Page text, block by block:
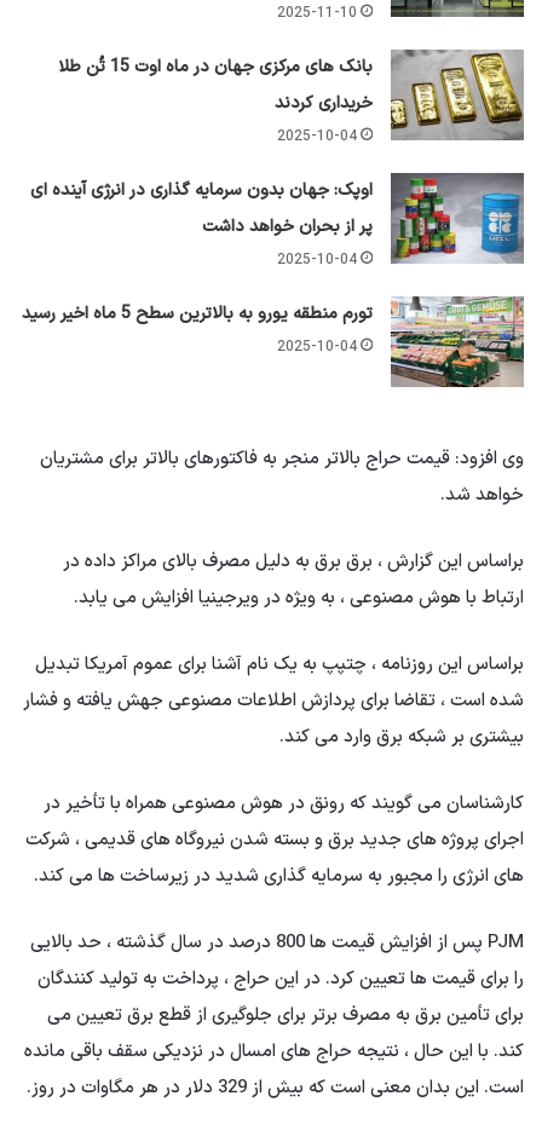
2025-11-10
بانک های مرکزی جهان در ماه اوت 15 تُن طلا
خریداری کردند
2025-10-04
اوپک: جهان بدون سرمایه گذاری در انرژی آینده ای
پر از بحران خواهد داشت
2025-10-04
تورم منطقه یورو به بالاترین سطح 5 ماه اخیر رسید
2025-10-04
وی افزود: قیمت حراج بالاتر منجر به فاکتورهای بالاتر برای مشتریان
خواهد شد.
براساس این گزارش ، برق برق به دلیل مصرف بالای مراکز داده در
ارتباط با هوش مصنوعی ، به ویژه در ویرجینیا افزایش می یابد.
براساس این روزنامه ، چتپپ به یک نام آشنا برای عموم آمریکا تبدیل
شده است ، تقاضا برای پردازش اطلاعات مصنوعی جهش یافته و فشار
بیشتری بر شبکه برق وارد می کند.
کارشناسان می گویند که رونق در هوش مصنوعی همراه با تأخیر در
اجرای پروژه های جدید برق و بسته شدن نیروگاه های قدیمی ، شرکت
های انرژی را مجبور به سرمایه گذاری شدید در زیرساخت ها می کند.
PJM پس از افزایش قیمت ها 800 درصد در سال گذشته ، حد بالایی
را برای قیمت ها تعیین کرد. در این حراج ، پرداخت به تولید کنندگان
برای تأمین برق به مصرف برتر برای جلوگیری از قطع برق تعیین می
کند. با این حال ، نتیجه حراج های امسال در نزدیکی سقف باقی مانده
است. این بدان معنی است که بیش از 329 دلار در هر مگاوات در روز.